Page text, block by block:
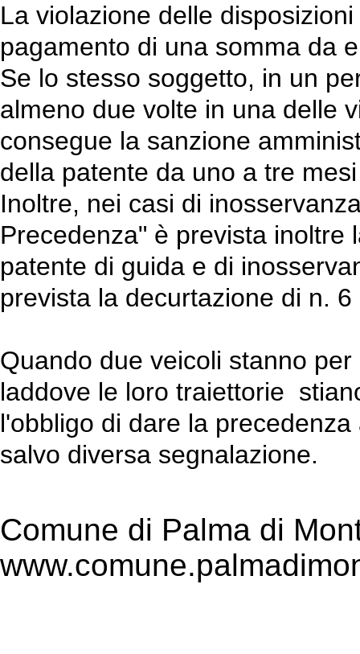
La violazione delle
pagamento di una somma da
Se lo stesso soggetto, in un
almeno due volte in una delle
consegue la sanzione
della patente da uno a tre
Inoltre, nei casi di
Precedenza" è prevista inoltre
patente di guida e di
prevista la decurtazione di n.
Quando due veicoli stanno
laddove le loro traiettorie
l'obbligo di dare la
salvo diversa segnalazione.
Comune di Palma di